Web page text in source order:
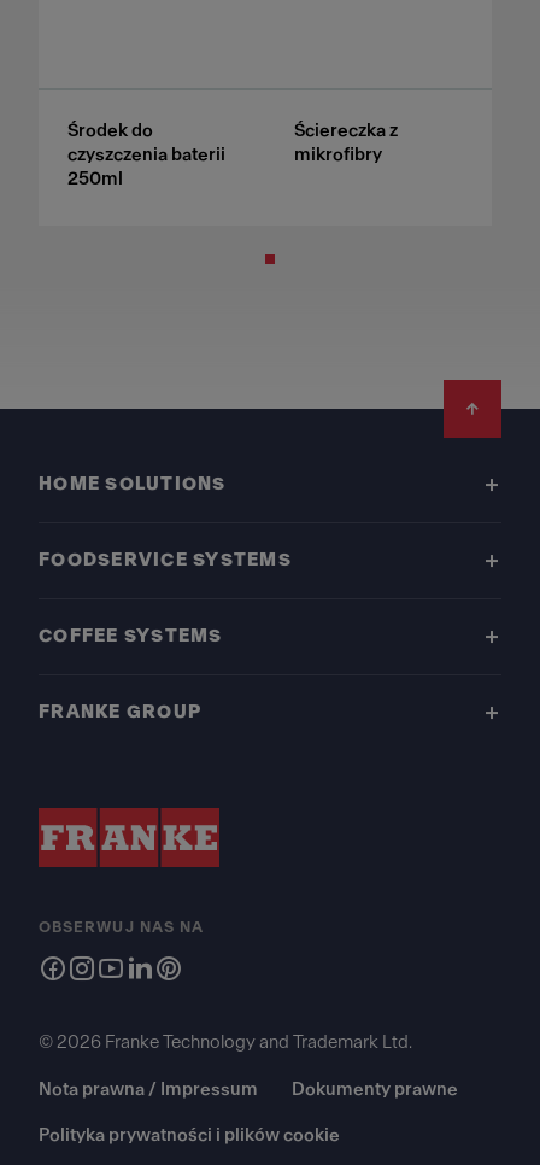
Środek do
czyszczenia baterii
250ml
Ściereczka z
mikrofibry
HOME SOLUTIONS
FOODSERVICE SYSTEMS
COFFEE SYSTEMS
FRANKE GROUP
OBSERWUJ NAS NA
© 2026 Franke Technology and Trademark Ltd.
Nota prawna / Impressum Dokumenty prawne
Polityka prywatności i plików cookie